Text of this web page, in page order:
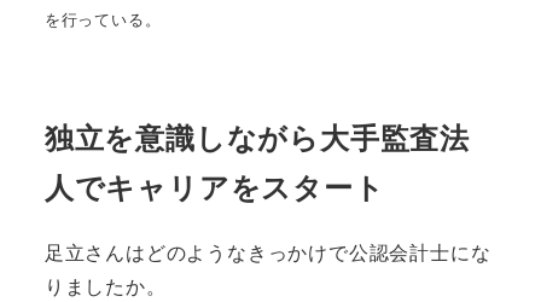
を行っている。
独立を意識しながら大手監査法
人でキャリアをスタート
足立さんはどのようなきっかけで公認会計士にな
りましたか。